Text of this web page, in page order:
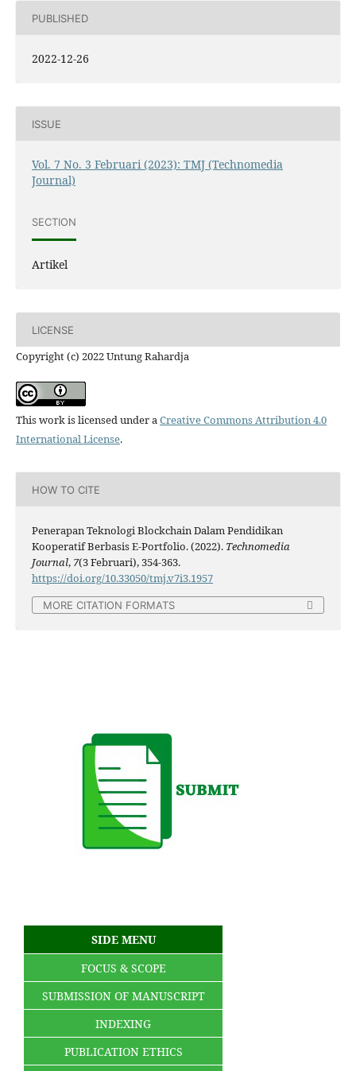
PUBLISHED
2022-12-26
ISSUE
Vol. 7 No. 3 Februari (2023): TMJ (Technomedia
Journal)
SECTION
Artikel
LICENSE
Copyright (c) 2022 Untung Rahardja
This work is licensed under aCreative Commons Attribution 4.0
International License.
HOW TO CITE
Penerapan Teknologi Blockchain Dalam Pendidikan
Kooperatif Berbasis E-Portfolio. (2022). Technomedia
Journal, 7(3 Februari), 354-363.
https://doi.org/10.33050/tmj.v7i3.1957
MORE CITATION FORMATS
SIDE MENU
FOCUS & SCOPE
SUBMISSION OF MANUSCRIPT
INDEXING
PUBLICATION ETHICS